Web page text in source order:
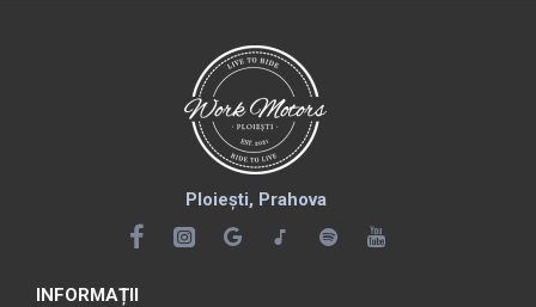
Ploiești, Prahova
INFORMAȚII